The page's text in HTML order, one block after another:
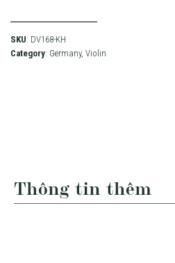
SKU: DV168-KH
Category: Germany, Violin
Thông tin thêm